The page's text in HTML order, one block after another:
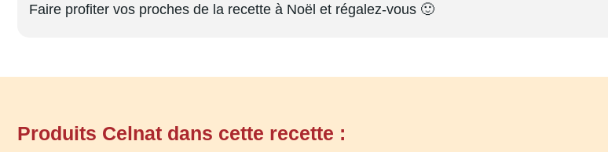
Faire profiter vos proches de la recette à Noël et régalez-vous 🙂
Produits Celnat dans cette recette :